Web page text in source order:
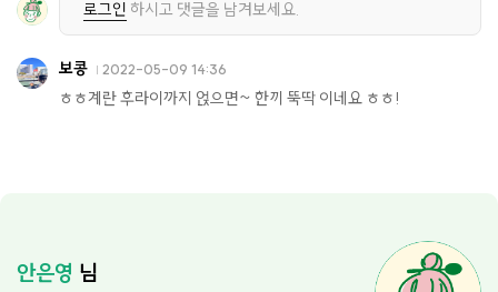
로그인 하시고 댓글을 남겨보세요.
보콩 2022-05-09 14:36
ㅎㅎ계란 후라이까지 얹으면~ 한끼 뚝딱 이네요 ㅎㅎ!
안은영 님